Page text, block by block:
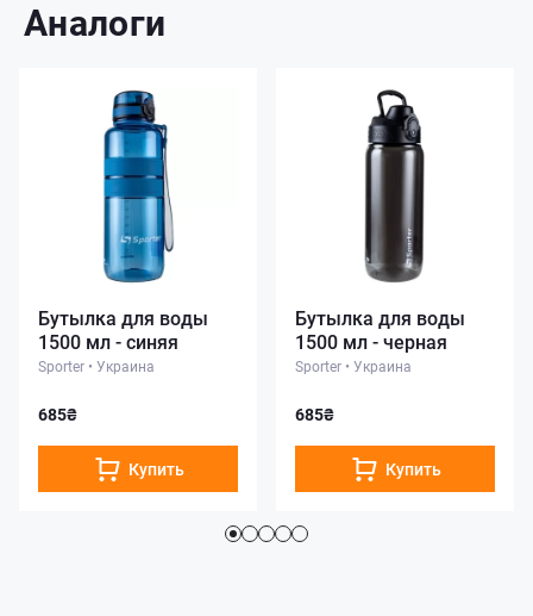
Аналоги
Бутылка для воды
1500 мл - синяя
Sporter • Украина
685₴
Купить
Бутылка для воды
1500 мл - черная
Sporter • Украина
685₴
Купить